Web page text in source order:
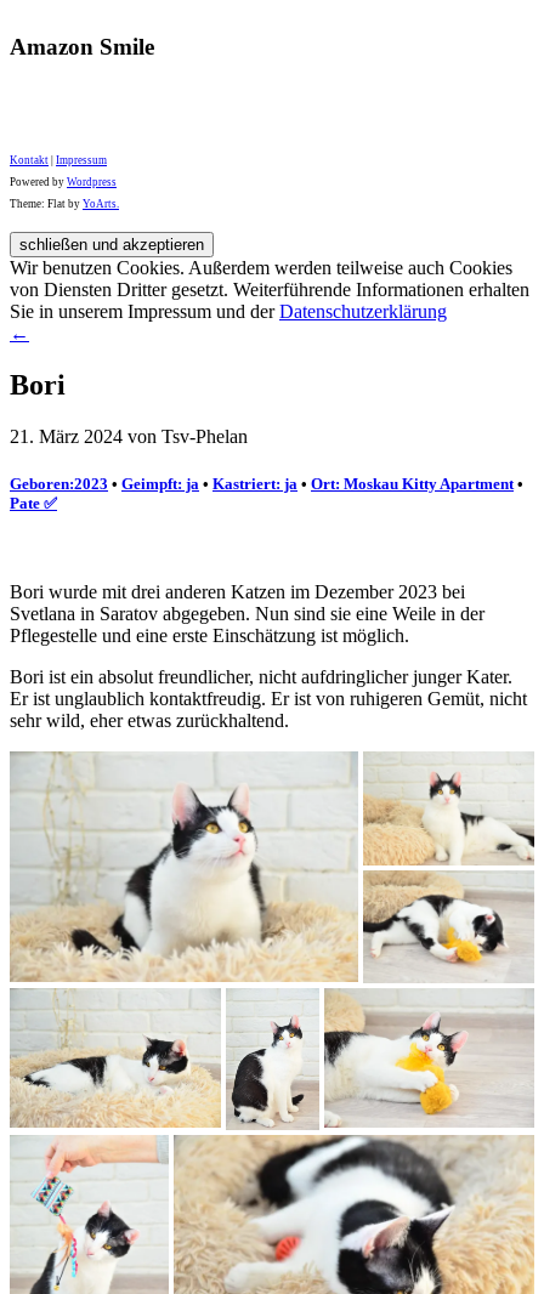
Amazon Smile
Kontakt Impressum
Powered by Wordpress
Theme: Flat by YoArts.
Wir benutzen Cookies. Außerdem werden teilweise auch Cookies
von Diensten Dritter gesetzt. Weiterführende Informationen erhalten
Sie in unserem Impressum und derDatenschutzerklärung
←
Bori
21. März 2024 von Tsv-Phelan
Geboren:2023 • Geimpft: ja • Kastriert: ja • Ort: Moskau Kitty Apartment•
Pate ✅️
Bori wurde mit drei anderen Katzen im Dezember 2023 bei
Svetlana in Saratov abgegeben. Nun sind sie eine Weile in der
Pflegestelle und eine erste Einschätzung ist möglich.
Bori ist ein absolut freundlicher, nicht aufdringlicher junger Kater.
Er ist unglaublich kontaktfreudig. Er ist von ruhigeren Gemüt, nicht
sehr wild, eher etwas zurückhaltend.